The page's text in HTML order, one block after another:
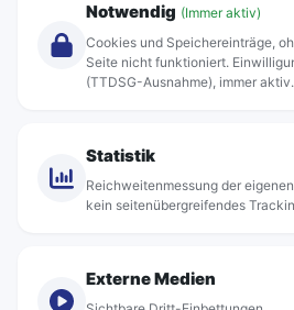
Über Rebus
Standorte
Notwendig (Immer aktiv)
Cookies und Speichereinträge,
Seite nicht funktioniert.
(TTDSG-Ausnahme), immer aktiv.
Statistik
Reichweitenmessung der
kein seitenübergreifendes
Externe Medien